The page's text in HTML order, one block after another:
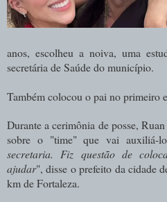
anos, escolheu a noiva, uma
secretária de Saúde do município.
Também colocou o pai no primeiro
Durante a cerimônia de posse,
sobre o "time" que vai auxiliá-
secretaria. Fiz questão de
ajudar", disse o prefeito da cidade
km de Fortaleza.